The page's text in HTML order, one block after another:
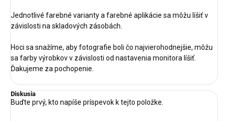
Jednotlivé farebné varianty a farebné aplikácie sa môžu líšiť v
závislosti na skladových zásobách.
Hoci sa snažíme, aby fotografie boli čo najvierohodnejšie, môžu
sa farby výrobkov v závislosti od nastavenia monitora líšiť.
Ďakujeme za pochopenie.
Diskusia
Buďte prvý, kto napíše príspevok k tejto položke.